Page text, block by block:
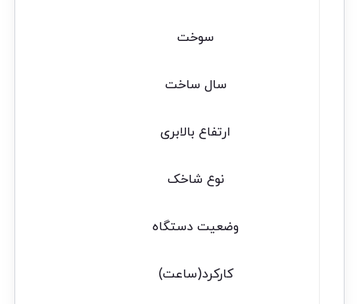
سوخت
سال ساخت
ارتفاع بالابری
نوع شاخک
وضعیت دستگاه
کارکرد(ساعت)